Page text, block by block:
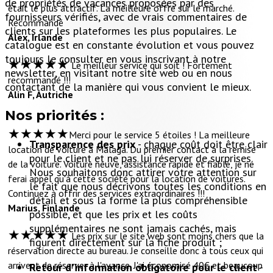
était le plus attractif. La meilleure offre sur le marché.
Recommandé
Alex, Irlande
★★★★★Le meilleur service qui soit ! Fortement
recommandé !!!
Alin F, Autriche
★★★★★Merci pour le service 5 étoiles ! La meilleure
location de voiture à Malaga. Du premier contact à la remise
de la voiture. Voiture neuve, assistance rapide et fiable, je ne
ferai appel qu'à cette société pour la location de voitures.
Continuez à offrir des services extraordinaires !!!
Marius, Finlande
★★★★★Les prix sur le site web sont moins chers que la
réservation directe au bureau. Je conseille donc à tous ceux qui
arrivent de réserver à l'avance. J'ai économisé 40€ et beaucoup
fournisseurs vérifiés, avec de vrais commentaires de
clients sur les plateformes les plus populaires. Le
catalogue est en constante évolution et vous pouvez
toujours le consulter en vous inscrivant à notre
newsletter, en visitant notre site web ou en nous
contactant de la manière qui vous convient le mieux.
Nos priorités :
Transparence des prix- chaque coût doit être clair
pour le client et ne pas lui réserver de surprises.
Nous souhaitons donc attirer votre attention sur
le fait que nous décrivons toutes les conditions en
détail et sous la forme la plus compréhensible
possible, et que les prix et les coûts
supplémentaires ne sont jamais cachés, mais
figurent directement sur la fiche produit ;
Retour d'information obligatoire pour le client-